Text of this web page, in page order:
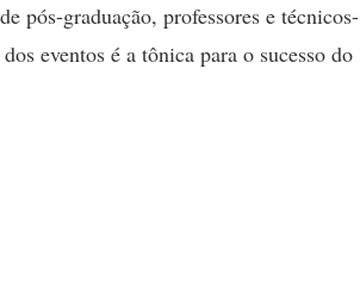
pós-graduação, professores e técnicos-
eventos é a tônica para o sucesso do